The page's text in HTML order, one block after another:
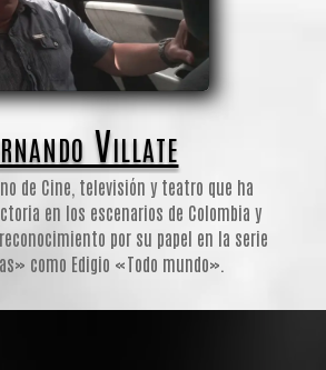
Villate
de Cine, televisión y teatro que ha
en los escenarios de Colombia y
por su papel en la serie
como Edigio «Todo mundo».